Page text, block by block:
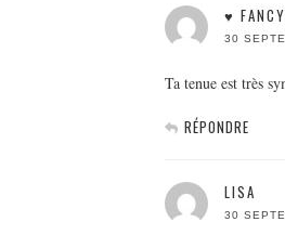
♥
30
Ta tenue est très
RÉPONDRE
LISA
30